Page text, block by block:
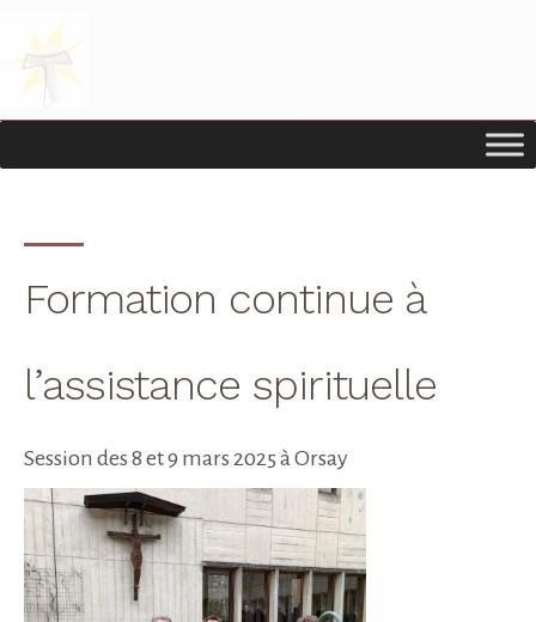
contenu
Formation continue à
l’assistance spirituelle
Session des 8 et 9 mars 2025 à Orsay